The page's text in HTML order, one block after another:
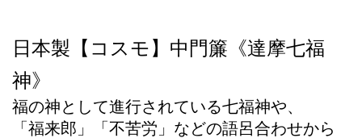
日本製【コスモ】中門簾《達摩七福
神》
福の神として進行されている七福神や、
「福来郎」「不苦労」などの語呂合わせから